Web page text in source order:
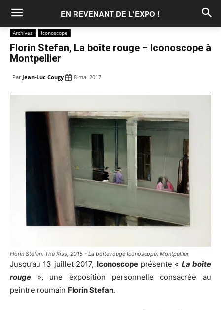
EN REVENANT DE L'EXPO !
Archives Iconoscope
Florin Stefan, La boîte rouge – Iconoscope à
Montpellier
Par Jean-Luc Cougy 8 mai 2017
Florin Stefan, The Kiss, 2015 - La boîte rouge Iconoscope, Montpellier
Jusqu’au 13 juillet 2017, Iconoscopeprésente « La boîte
rouge », une exposition personnelle consacrée au
peintre roumain Florin Stefan.